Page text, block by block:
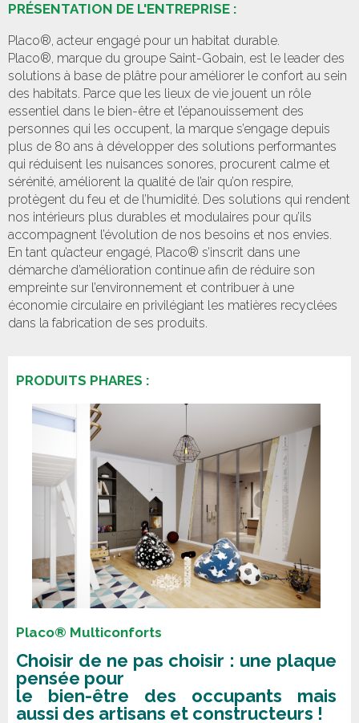
PRÉSENTATION DE L'ENTREPRISE :
Placo®, acteur engagé pour un habitat durable.
Placo®, marque du groupe Saint-Gobain, est le leader des
solutions à base de plâtre pour améliorer le confort au sein
des habitats. Parce que les lieux de vie jouent un rôle
essentiel dans le bien-être et l’épanouissement des
personnes qui les occupent, la marque s’engage depuis
plus de 80 ans à développer des solutions performantes
qui réduisent les nuisances sonores, procurent calme et
sérénité, améliorent la qualité de l’air qu’on respire,
protègent du feu et de l’humidité. Des solutions qui rendent
nos intérieurs plus durables et modulaires pour qu’ils
accompagnent l’évolution de nos besoins et nos envies.
En tant qu’acteur engagé, Placo® s’inscrit dans une
démarche d’amélioration continue afin de réduire son
empreinte sur l’environnement et contribuer à une
économie circulaire en privilégiant les matières recyclées
dans la fabrication de ses produits.
PRODUITS PHARES :
Placo® Multiconforts
Choisir de ne pas choisir : une plaque
pensée pour
le bien-être des occupants mais
aussi des artisans et constructeurs !